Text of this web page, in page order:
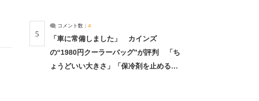
5
コメント数： 4
「車に常備しました」 カインズ
の“1980円クーラーバッグ”が評判 「ち
ょうどいい大きさ」「保冷剤を止めるベ